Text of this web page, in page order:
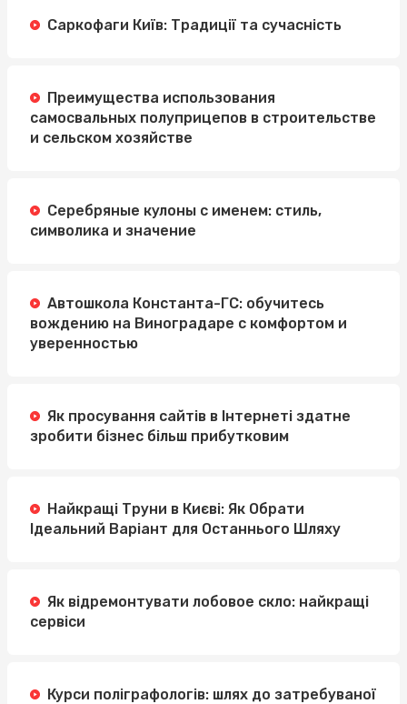
Саркофаги Київ: Традиції та сучасність
Преимущества использования
самосвальных полуприцепов в строительстве
и сельском хозяйстве
Серебряные кулоны с именем: стиль,
символика и значение
Автошкола Константа-ГС: обучитесь
вождению на Виноградаре с комфортом и
уверенностью
Як просування сайтів в Інтернеті здатне
зробити бізнес більш прибутковим
Найкращі Труни в Києві: Як Обрати
Ідеальний Варіант для Останнього Шляху
Як відремонтувати лобовое скло: найкращі
сервіси
Курси поліграфологів: шлях до затребуваної